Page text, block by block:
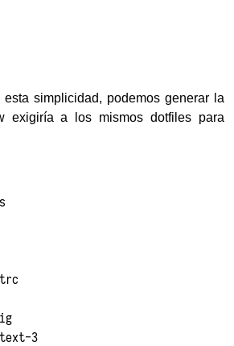
simplicidad, podemos generar la
exigiría a los mismos dotfiles para
text-3